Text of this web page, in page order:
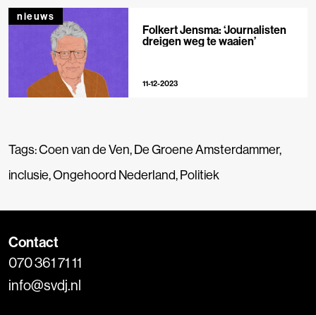
nieuws
Folkert Jensma: ‘Journalisten
dreigen weg te waaien’
11-12-2023
Tags:Coen van de Ven,De Groene Amsterdammer,
inclusie,Ongehoord Nederland,Politiek
Contact
070 361 71 11
info@svdj.nl